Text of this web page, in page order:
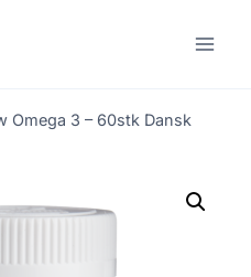
Omega 3 – 60stk Dansk